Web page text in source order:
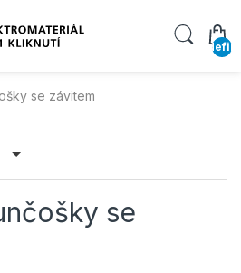
se závitem
se